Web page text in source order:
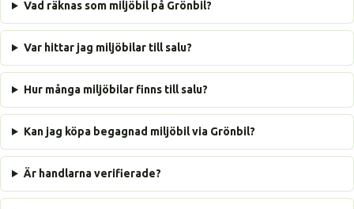
Vad räknas som miljöbil på Grönbil?
Var hittar jag miljöbilar till salu?
Hur många miljöbilar finns till salu?
Kan jag köpa begagnad miljöbil via Grönbil?
Är handlarna verifierade?